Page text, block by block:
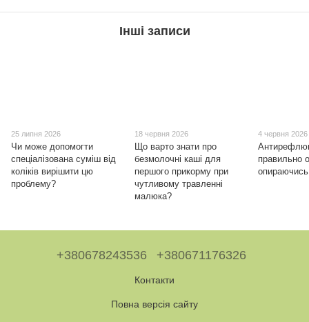
Інші записи
25 липня 2026
Чи може допомогти
спеціалізована суміш від
коліків вирішити цю
проблему?
18 червня 2026
Що варто знати про
безмолочні каші для
першого прикорму при
чутливому травленні
малюка?
4 червня 2026
правильно
+380678243536 +380671176326
Контакти
Повна версія сайту